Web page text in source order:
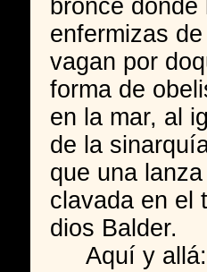
bronce
enfermizas
vagan por
forma de
en la mar, al
de la
que una
clavada en el
dios Balder.
Aquí y allá: